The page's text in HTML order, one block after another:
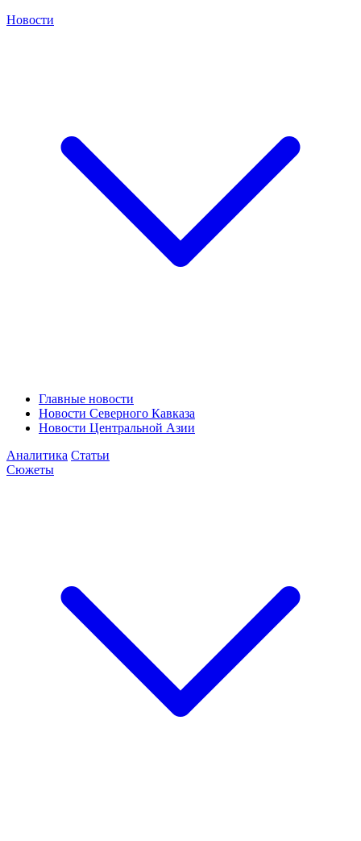
Новости
Главные новости
Новости Северного Кавказа
Новости Центральной Азии
Аналитика Статьи
Сюжеты